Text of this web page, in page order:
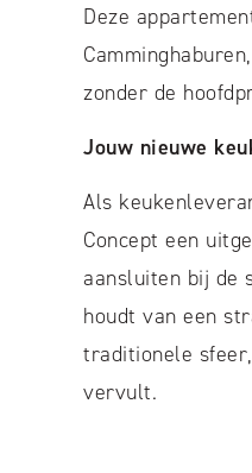
Deze
zonder de
Jouw nieuwe
Als
Concept een
aansluiten bij de
houdt van een
traditionele
vervult.